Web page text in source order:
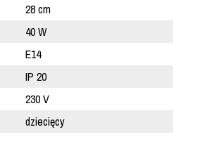
28 cm
40 W
E14
IP 20
230 V
dziecięcy